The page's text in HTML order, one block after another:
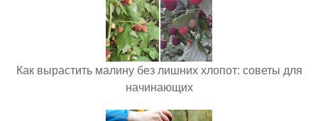
Как вырастить малину без лишних хлопот: советы для
начинающих